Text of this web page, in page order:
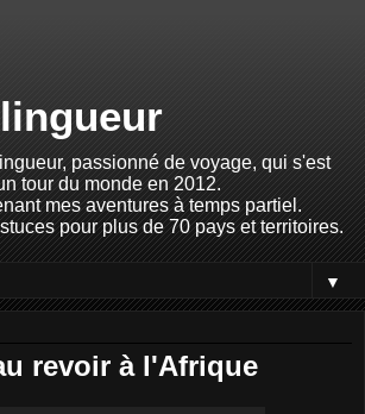
passionné de voyage, qui s'est
tour du monde en 2012.
mes aventures à temps partiel.
pour plus de 70 pays et territoires.
▼
revoir à l'Afrique